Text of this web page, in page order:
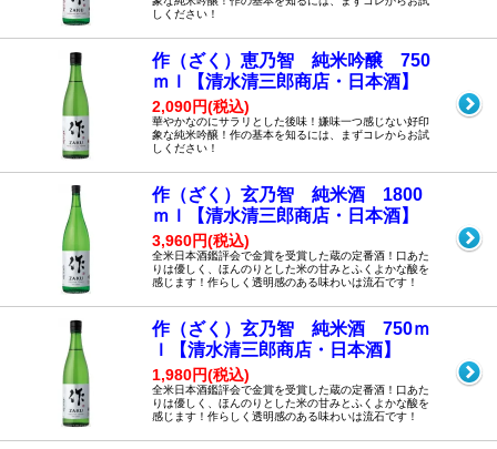
しください！
作（ざく）恵乃智 純米吟醸 750
ｍｌ【清水清三郎商店・日本酒】
2,090円(税込)
華やかなのにサラリとした後味！嫌味一つ感じない好印
象な純米吟醸！作の基本を知るには、まずコレからお試
しください！
作（ざく）玄乃智 純米酒 1800
ｍｌ【清水清三郎商店・日本酒】
3,960円(税込)
全米日本酒鑑評会で金賞を受賞した蔵の定番酒！口あた
りは優しく、ほんのりとした米の甘みとふくよかな酸を
感じます！作らしく透明感のある味わいは流石です！
作（ざく）玄乃智 純米酒 750ｍ
ｌ【清水清三郎商店・日本酒】
1,980円(税込)
全米日本酒鑑評会で金賞を受賞した蔵の定番酒！口あた
りは優しく、ほんのりとした米の甘みとふくよかな酸を
感じます！作らしく透明感のある味わいは流石です！